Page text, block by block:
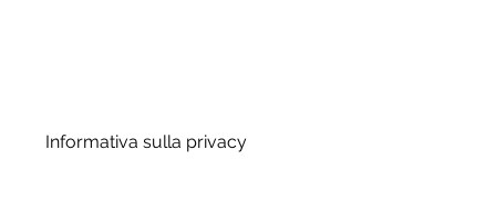
Informativa sulla privacy